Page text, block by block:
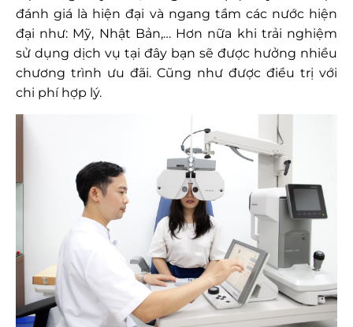
đánh giá là hiện đại và ngang tầm các nước hiện
đại như: Mỹ, Nhật Bản,… Hơn nữa khi trải nghiệm
sử dụng dịch vụ tại đây bạn sẽ được hưởng nhiều
chương trình ưu đãi. Cũng như được điều trị với
chi phí hợp lý.